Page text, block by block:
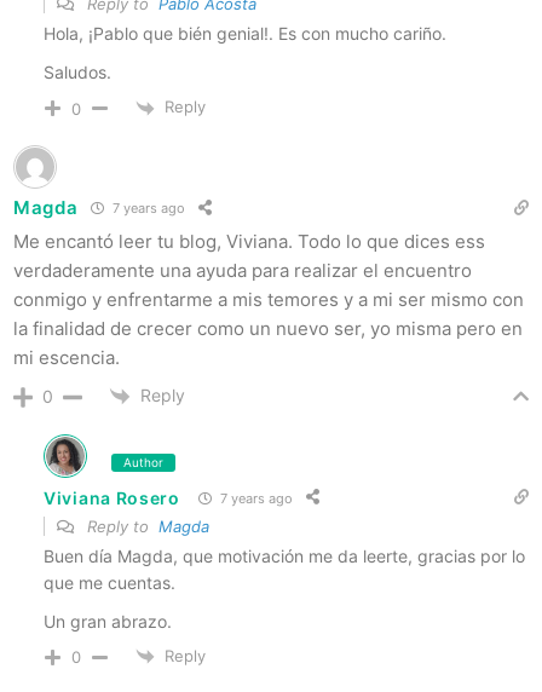
Reply to Pablo Acosta
Hola, ¡Pablo que bién genial!. Es con mucho cariño.
Saludos.
0 Reply
Magda 7 years ago
Me encantó leer tu blog, Viviana. Todo lo que dices ess
verdaderamente una ayuda para realizar el encuentro
conmigo y enfrentarme a mis temores y a mi ser mismo con
la finalidad de crecer como un nuevo ser, yo misma pero en
mi escencia.
0 Reply
Author
Viviana Rosero 7 years ago
Reply to Magda
Buen día Magda, que motivación me da leerte, gracias por lo
que me cuentas.
Un gran abrazo.
0 Reply